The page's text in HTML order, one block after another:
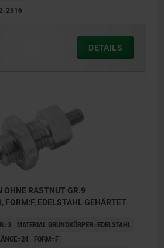
2516
DETAILS
OHNE RASTNUT GR.9
FORM:F, EDELSTAHL GEHÄRTET
MATERIAL GRUNDKÖRPER=EDELSTAHL
FORM=F